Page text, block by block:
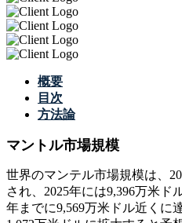
概要
目次
方法論
マントル市場規模
世界のマンテル市場規模は、
され、2025年には9,396万米ド
年までに9,569万米ドル近くに